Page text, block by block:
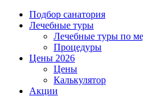
Подбор санатория
Лечебные туры
Лечебные туры по
Процедуры
Цены 2026
Цены
Калькулятор
Акции